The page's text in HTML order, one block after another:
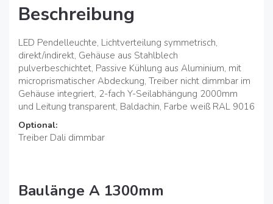
Beschreibung
LED Pendelleuchte, Lichtverteilung symmetrisch,
direkt/indirekt, Gehäuse aus Stahlblech
pulverbeschichtet, Passive Kühlung aus Aluminium, mit
microprismatischer Abdeckung, Treiber nicht dimmbar im
Gehäuse integriert, 2-fach Y-Seilabhängung 2000mm
und Leitung transparent, Baldachin, Farbe weiß RAL 9016
Optional:
Treiber Dali dimmbar
Baulänge A 1300mm